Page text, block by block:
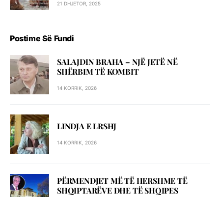
21 DHJETOR, 2025
Postime Së Fundi
SALAJDIN BRAHA – NJЁ JETЁ NЁ
SHЁRBIM TЁ KOMBIT
14 KORRIK, 2026
LINDJA E LRSHJ
14 KORRIK, 2026
PËRMENDJET MË TË HERSHME TË
SHQIPTARËVE DHE TË SHQIPES